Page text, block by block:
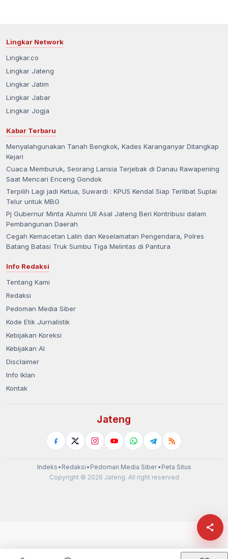
Lingkar Network
Lingkar.co
Lingkar Jateng
Lingkar Jatim
Lingkar Jabar
Lingkar Jogja
Kabar Terbaru
Menyalahgunakan Tanah Bengkok, Kades Karanganyar Ditangkap
Kejari
Cuaca Memburuk, Seorang Lansia Terjebak di Danau Rawapening
Saat Mencari Enceng Gondok
Terpilih Lagi jadi Ketua, Suwardi : KPUS Kendal Siap Terlibat Suplai
Telur untuk MBG
Pj Gubernur Minta Alumni UII Asal Jateng Beri Kontribusi dalam
Pembangunan Daerah
Cegah Kemacetan Lalin dan Keselamatan Pengendara, Polres
Batang Batasi Truk Sumbu Tiga Melintas di Pantura
Info Redaksi
Tentang Kami
Redaksi
Pedoman Media Siber
Kode Etik Jurnalistik
Kebijakan Koreksi
Kebijakan AI
Disclaimer
Info Iklan
Kontak
Jateng
Indeks • Redaksi • Pedoman Media Siber• Peta Situs
Copyright © 2026 Jateng. All right reserved